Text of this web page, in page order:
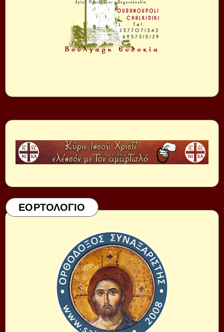
ΕΟΡΤΟΛΟΓΙΟ